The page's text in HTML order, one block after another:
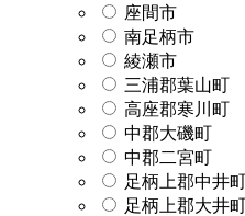
座間市
南足柄市
綾瀬市
三浦郡葉山町
高座郡寒川町
中郡大磯町
中郡二宮町
足柄上郡中井
足柄上郡大井